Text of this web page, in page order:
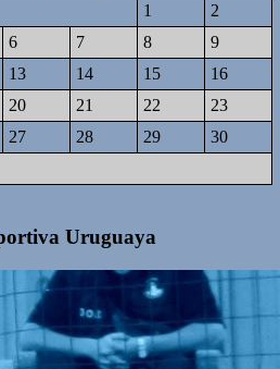
1
2
6 7 8
9
13 14 15
16
20 21 22
23
27 28 29
30
Uruguaya